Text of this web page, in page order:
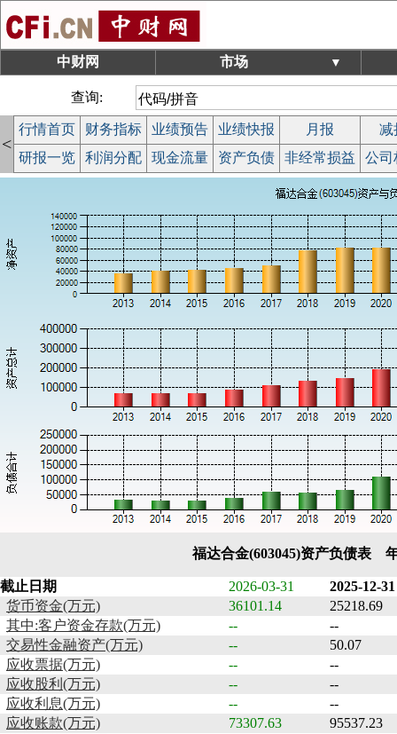
中财网 市场 ▼
查询:
<
行情首页 财务指标 业绩预告 业绩快报 月报
减
研报一览
利润分配 现金流量 资产负债 非经常损益 公司
福达合金(603045)资产负债表
截止日期 2026-03-31
2025-12-31
货币资金(万元)
36101.14
25218.69
其中:客户资金存款(万元)
--
--
交易性金融资产(万元)
--
50.07
应收票据(万元)
--
--
应收股利(万元)
--
--
应收利息(万元)
--
--
应收账款(万元)
73307.63
95537.23